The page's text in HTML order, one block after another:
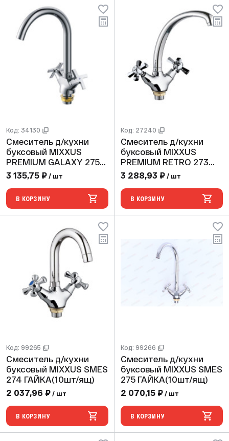
Код: 34130
Смеситель д/кухни
буксовый MIXXUS
PREMIUM GALAXY 275
(10 шт/ящ)
3 135,75 ₽ / шт
В КОРЗИНУ
Код: 27240
Смеситель д/кухни
буксовый MIXXUS
PREMIUM RETRO 273
ГАЙКА (10 шт/ящ)
3 288,93 ₽ / шт
В КОРЗИНУ
Код: 99265
Смеситель д/кухни
буксовый MIXXUS SMES
274 ГАЙКА(10шт/ящ)
2 037,96 ₽ / шт
В КОРЗИНУ
Код: 99266
Смеситель д/кухни
буксовый MIXXUS SMES
275 ГАЙКА(10шт/ящ)
2 070,15 ₽ / шт
В КОРЗИНУ